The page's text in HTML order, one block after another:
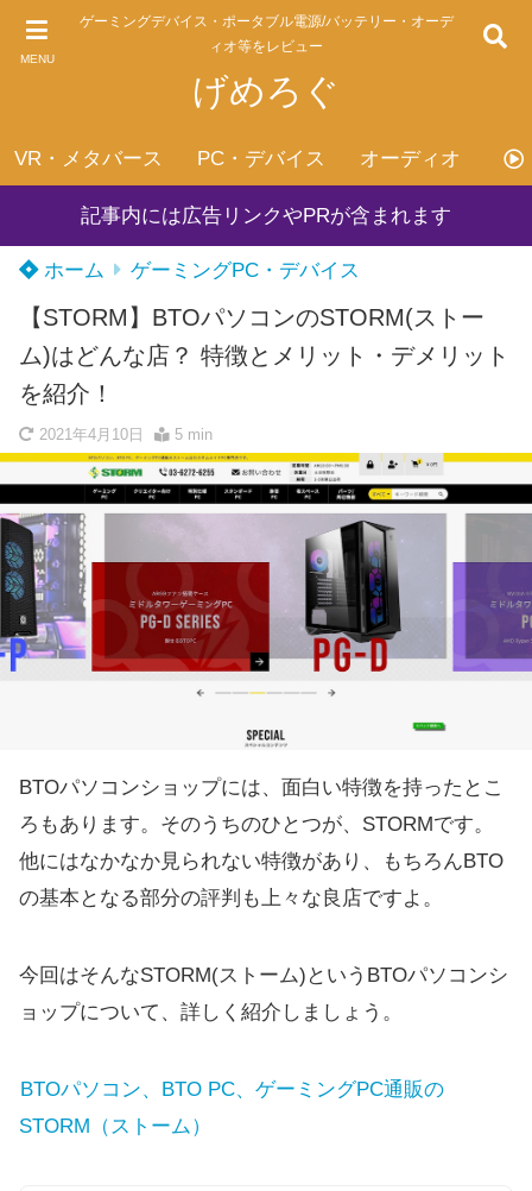
MENU
ゲーミングデバイス・ポータブル電源/バッテリー・オーデ
ィオ等をレビュー
げめろぐ
VR・メタバース PC・デバイス オーディオ げ
記事内には広告リンクやPRが含まれます
ホーム ゲーミングPC・デバイス
【STORM】BTOパソコンのSTORM(ストー
ム)はどんな店？ 特徴とメリット・デメリット
を紹介！
2021年4月10日 5 min
BTOパソコンショップには、面白い特徴を持ったとこ
ろもあります。そのうちのひとつが、STORMです。
他にはなかなか見られない特徴があり、もちろんBTO
の基本となる部分の評判も上々な良店ですよ。
今回はそんなSTORM(ストーム)というBTOパソコンシ
ョップについて、詳しく紹介しましょう。
BTOパソコン、BTO PC、ゲーミングPC通販の
STORM（ストーム）